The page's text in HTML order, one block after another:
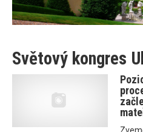
Světový kongres